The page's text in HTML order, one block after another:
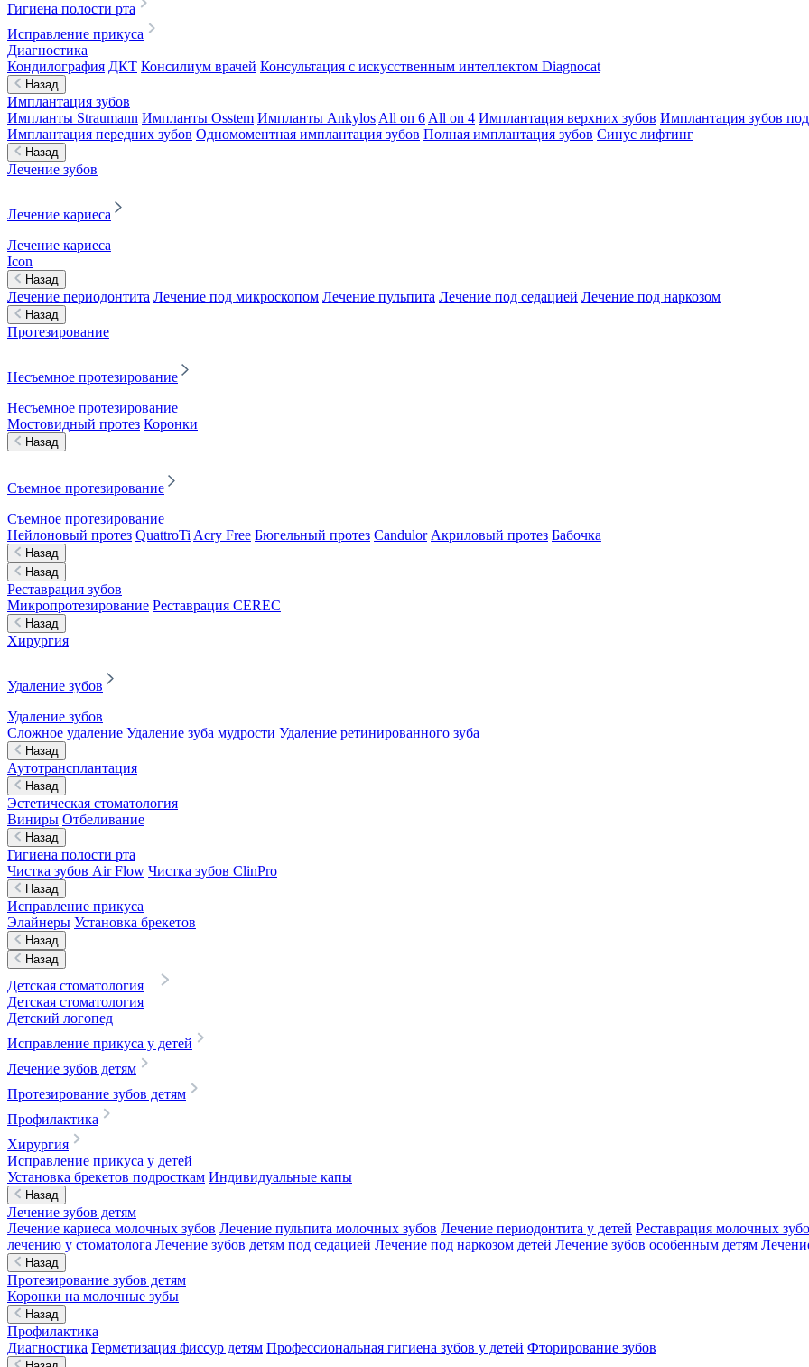
Гигиена полости рта
Исправление прикуса
Диагностика
Кондилография ДКТ Консилиум врачей Консультация с искусственным интеллектом Diagnocat
Назад
Имплантация зубов
Импланты Straumann Импланты Osstem Импланты Ankylos All on 6 All on 4 Имплантация верхних зубов Имплантация зубов
Имплантация передних зубов Одномоментная имплантация зубов Полная имплантация зубов Синус лифтинг
Назад
Лечение зубов
Лечение кариеса
Лечение кариеса
Icon
Назад
Лечение периодонтита Лечение под микроскопом Лечение пульпита Лечение под седацией Лечение под наркозом
Назад
Протезирование
Несъемное протезирование
Несъемное протезирование
Мостовидный протез Коронки
Назад
Съемное протезирование
Съемное протезирование
Нейлоновый протез QuattroTi Acry Free Бюгельный протез Candulor Акриловый протез Бабочка
Назад
Назад
Реставрация зубов
Микропротезирование Реставрация CEREC
Назад
Хирургия
Удаление зубов
Удаление зубов
Сложное удаление Удаление зуба мудрости Удаление ретинированного зуба
Назад
Аутотрансплантация
Назад
Эстетическая стоматология
Виниры Отбеливание
Назад
Гигиена полости рта
Чистка зубов Air Flow Чистка зубов ClinPro
Назад
Исправление прикуса
Элайнеры Установка брекетов
Назад
Назад
Детская стоматология
Детская стоматология
Детский логопед
Исправление прикуса у детей
Лечение зубов детям
Протезирование зубов детям
Профилактика
Хирургия
Исправление прикуса у детей
Установка брекетов подросткам Индивидуальные капы
Назад
Лечение зубов детям
Лечение кариеса молочных зубов Лечение пульпита молочных зубов Лечение периодонтита у детей Реставрация молочных
лечению у стоматолога Лечение зубов детям под седацией Лечение под наркозом детей Лечение зубов особенным детям
Назад
Протезирование зубов детям
Коронки на молочные зубы
Назад
Профилактика
Диагностика Герметизация фиссур детям Профессиональная гигиена зубов у детей Фторирование зубов